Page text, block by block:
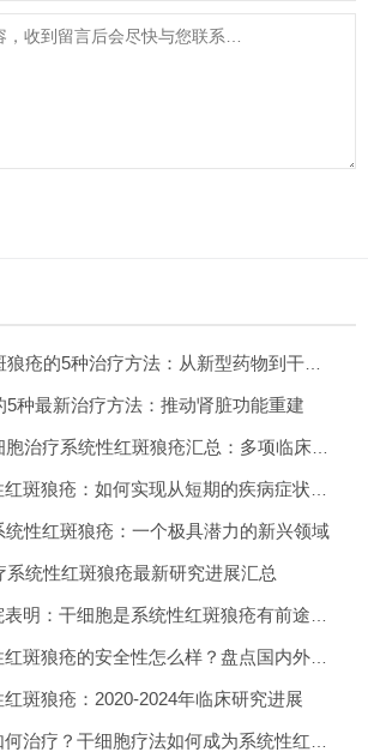
5种最新治疗方法：推动肾脏功能重建
性红斑狼疮：一个极具潜力的新兴领域
系统性红斑狼疮最新研究进展汇总
斑狼疮：2020-2024年临床研究进展